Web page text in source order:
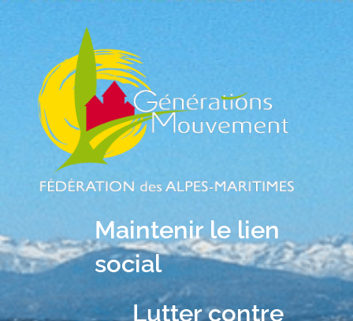
Maintenir le lien
social
Lutter contre